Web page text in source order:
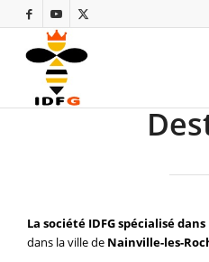
La société IDFG spécialisé
dans la ville de Nainville-les-